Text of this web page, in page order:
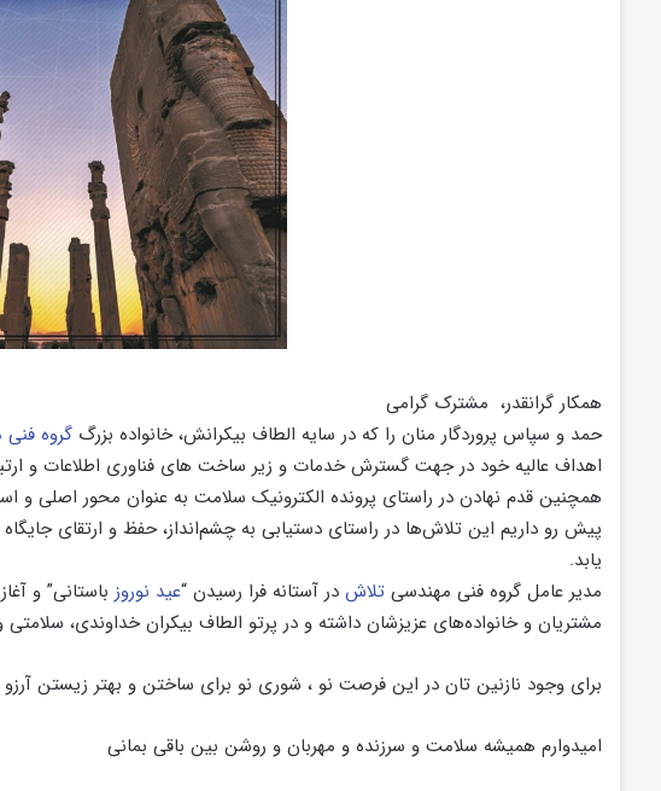
همکار گرانقدر، مشترک گرامی
حمد و سپاس پروردگار منان را که در سایه الطاف بیکرانش، خانواده بزرگ گروه
اهداف عالیه خود در جهت گسترش خدمات و زیر ساخت های فناوری اطلاعات و
همچنین قدم نهادن در راستای پرونده الکترونیک سلامت به عنوان محور اصلی و
پیش رو داریم این تلاش‌ها در راستای دستیابی به چشم‌انداز، حفظ و ارتقای
یابد.
مدیر عامل گروه فنی مهندسی تلاشدر آستانه فرا رسیدن “عید نوروزباستانی” و
مشتریان و خانواده‌های عزیزشان داشته و در پرتو الطاف بیکران خداوندی،
برای وجود نازنین تان در این فرصت نو ، شوری نو برای ساختن و بهتر زیستن آرزو
امیدوارم همیشه سلامت و سرزنده و مهربان و روشن بین باقی بمانی